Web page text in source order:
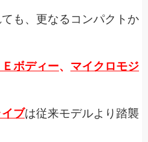
も、更なるコンパクトか
ボディー、 マイクロモジ
ブは従来モデルより踏襲